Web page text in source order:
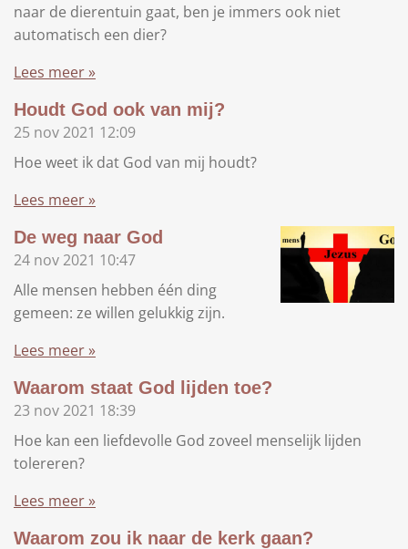
naar de dierentuin gaat, ben je immers ook niet
automatisch een dier?
Lees meer »
Houdt God ook van mij?
25 nov 2021 12:09
Hoe weet ik dat God van mij houdt?
Lees meer »
De weg naar God
24 nov 2021 10:47
Alle mensen hebben één ding
gemeen: ze willen gelukkig zijn.
Lees meer »
Waarom staat God lijden toe?
23 nov 2021 18:39
Hoe kan een liefdevolle God zoveel menselijk lijden
tolereren?
Lees meer »
Waarom zou ik naar de kerk gaan?